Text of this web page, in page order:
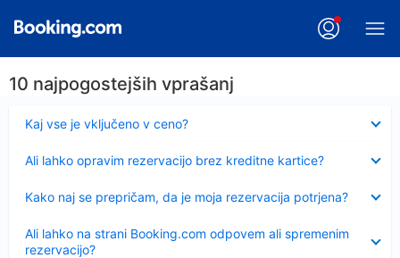
10 najpogostejših vprašanj
Kaj vse je vključeno v ceno?
Ali lahko opravim rezervacijo brez kreditne kartice?
Kako naj se prepričam, da je moja rezervacija potrjena?
Ali lahko na strani Booking.com odpovem ali spremenim
rezervacijo?